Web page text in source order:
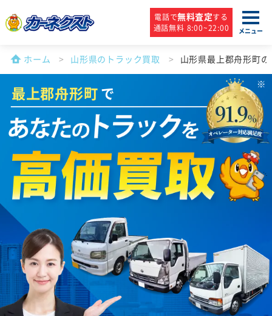
電話で無料査定する
通話無料 8:00~22:00
メニュー
ホーム 山形県のトラック買取 山形県最上郡舟形町
最上郡舟形町で